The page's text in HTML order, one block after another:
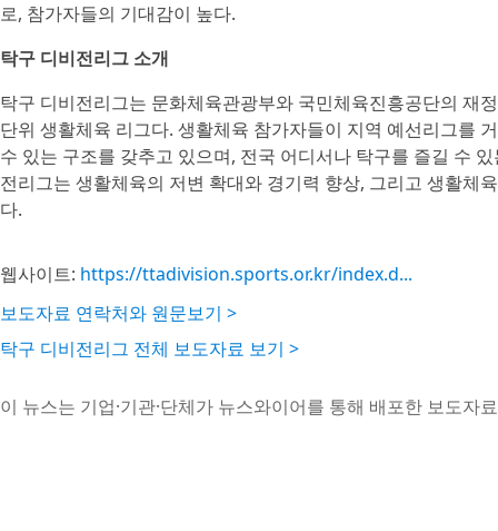
로, 참가자들의 기대감이 높다.
탁구 디비전리그 소개
탁구 디비전리그는 문화체육관광부와 국민체육진흥공단의 재
단위 생활체육 리그다. 생활체육 참가자들이 지역 예선리그를
수 있는 구조를 갖추고 있으며, 전국 어디서나 탁구를 즐길 수
전리그는 생활체육의 저변 확대와 경기력 향상, 그리고 생활체
다.
웹사이트: https://ttadivision.sports.or.kr/index.d...
보도자료 연락처와 원문보기 >
탁구 디비전리그 전체 보도자료 보기 >
이 뉴스는 기업·기관·단체가 뉴스와이어를 통해 배포한 보도자